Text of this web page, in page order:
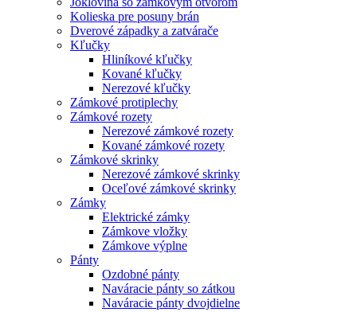
Kolieska pre posuny brán
Dverové západky a zatvárače
Kľučky
Hliníkové kľučky
Kované kľučky
Nerezové kľučky
Zámkové protiplechy
Zámkové rozety
Nerezové zámkové rozety
Kované zámkové rozety
Zámkové skrinky
Nerezové zámkové skrinky
Oceľové zámkové skrinky
Zámky
Elektrické zámky
Zámkove vložky
Zámkove výplne
Pánty
Ozdobné pánty
Naváracie pánty so zátkou
Naváracie pánty dvojdielne